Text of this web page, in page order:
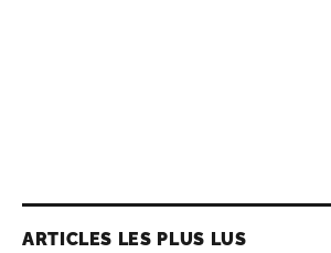
ARTICLES LES PLUS LUS